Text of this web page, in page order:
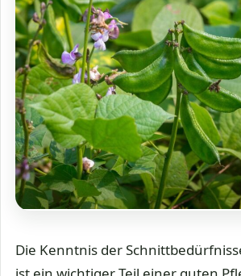
Die Kenntnis der